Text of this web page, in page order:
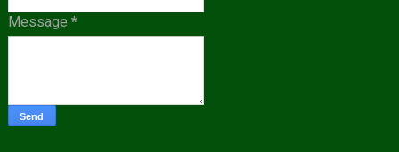
Message *